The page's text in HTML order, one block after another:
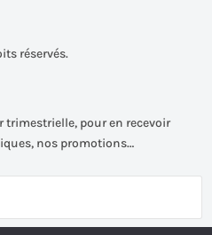
réservés.
trimestrielle, pour en recevoir
nos promotions…